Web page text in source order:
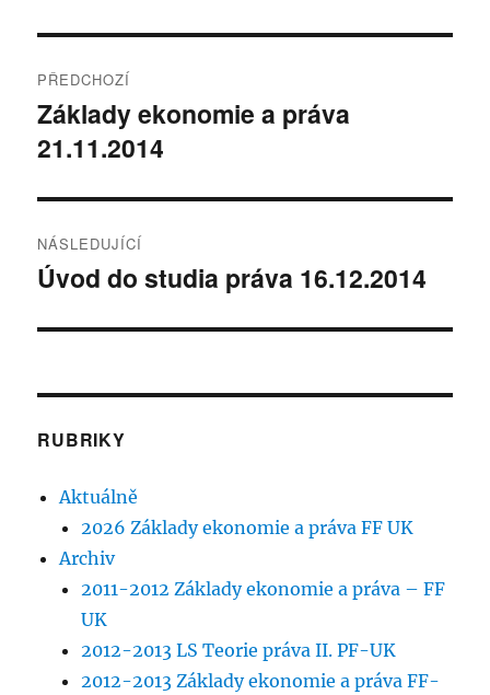
pro
příspěvek
PŘEDCHOZÍ
Předchozí
příspěvek:
Základy ekonomie a práva
21.11.2014
NÁSLEDUJÍCÍ
Následující
Úvod do studia práva 16.12.2014
RUBRIKY
Aktuálně
2026 Základy ekonomie a práva FF UK
Archiv
2011-2012 Základy ekonomie a práva – FF
UK
2012-2013 LS Teorie práva II. PF-UK
2012-2013 Základy ekonomie a práva FF-